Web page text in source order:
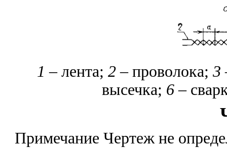
1 – лента; 2– проволока; 3
высечка; 6 –
Примечание Чертеж не